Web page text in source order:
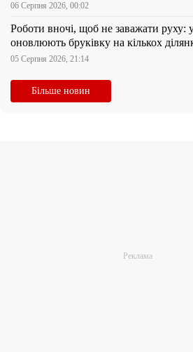
06 Серпня 2026, 00:02
Роботи вночі, щоб не заважати руху:
оновлюють бруківку на кількох
05 Серпня 2026, 21:14
Більше новин